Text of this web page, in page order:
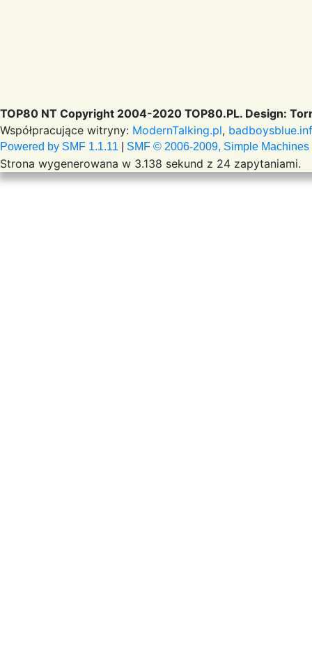
TOP80 NT Copyright 2004-2020 TOP80.PL. Design:
Współpracujące witryny: ModernTalking.pl,
Powered by SMF 1.1.11 SMF © 2006-2009, Simple Machines
Strona wygenerowana w 3.138 sekund z 24 zapytaniami.